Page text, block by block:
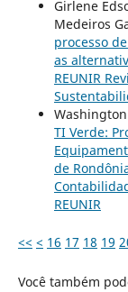
Girlene
Medeiros
processo
as
REUNIR
TI Verde:
de
REUNIR
<< < 16 17 18 19
Você também